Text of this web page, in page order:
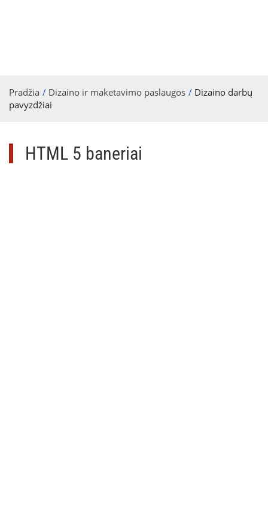
Pradžia Dizaino ir maketavimo paslaugos
Dizaino darbų
pavyzdžiai
HTML 5 baneriai